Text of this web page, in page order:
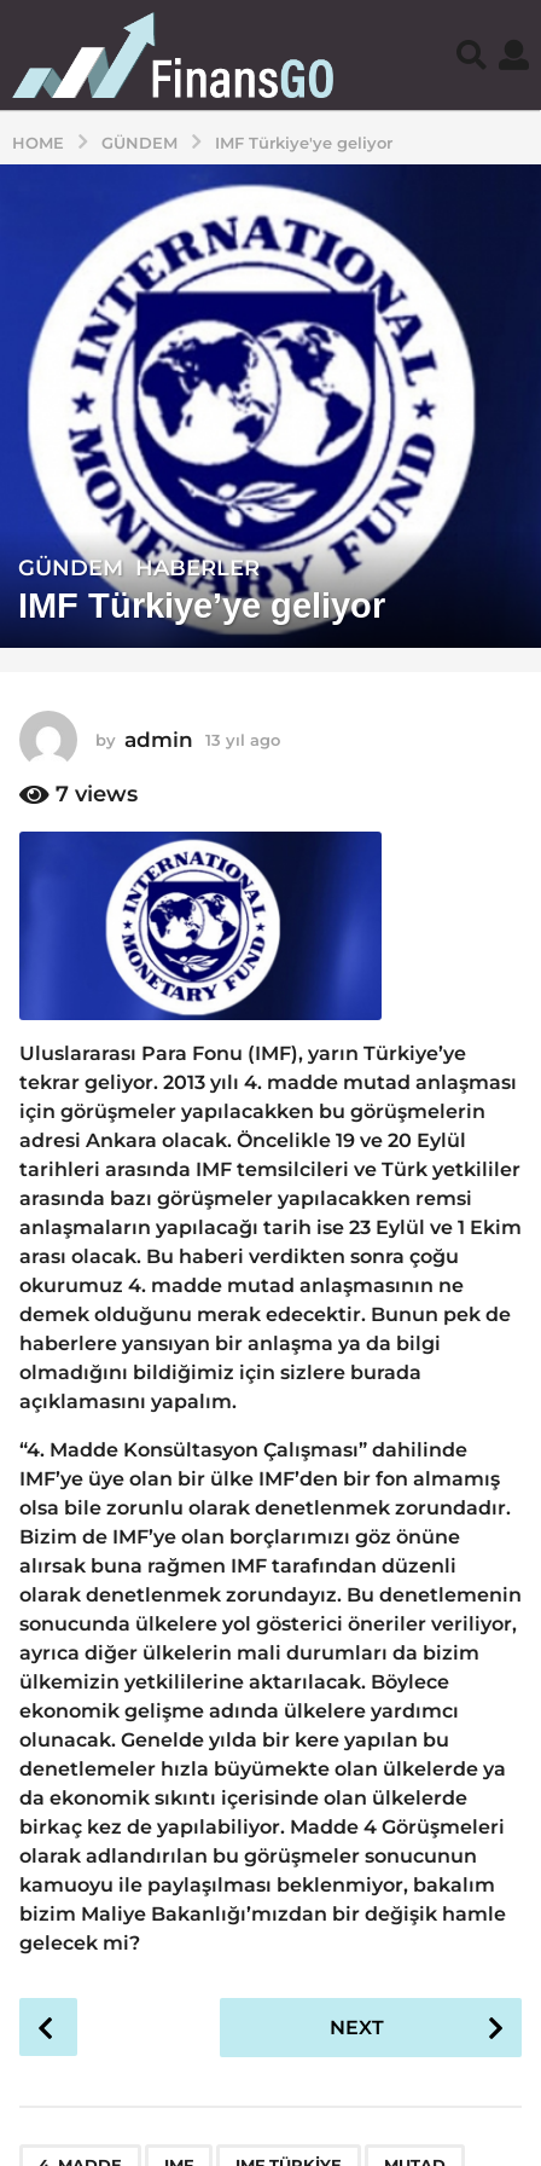
HOME GÜNDEM IMF Türkiye'ye geliyor
1
3
a
g
1
3
GÜNDEM ,HABERLER
IMF Türkiye’ye geliyor
by admin 13 yıl ago
l
7 views
Uluslararası Para Fonu (IMF), yarın Türkiye’ye
tekrar geliyor. 2013 yılı 4. madde mutad anlaşması
için görüşmeler yapılacakken bu görüşmelerin
adresi Ankara olacak. Öncelikle 19 ve 20 Eylül
tarihleri arasında IMF temsilcileri ve Türk yetkililer
arasında bazı görüşmeler yapılacakken remsi
anlaşmaların yapılacağı tarih ise 23 Eylül ve 1 Ekim
arası olacak. Bu haberi verdikten sonra çoğu
okurumuz 4. madde mutad anlaşmasının ne
demek olduğunu merak edecektir. Bunun pek de
haberlere yansıyan bir anlaşma ya da bilgi
olmadığını bildiğimiz için sizlere burada
açıklamasını yapalım.
“4. Madde Konsültasyon Çalışması” dahilinde
IMF’ye üye olan bir ülke IMF’den bir fon almamış
olsa bile zorunlu olarak denetlenmek zorundadır.
Bizim de IMF’ye olan borçlarımızı göz önüne
alırsak buna rağmen IMF tarafından düzenli
olarak denetlenmek zorundayız. Bu denetlemenin
sonucunda ülkelere yol gösterici öneriler veriliyor,
ayrıca diğer ülkelerin mali durumları da bizim
ülkemizin yetkililerine aktarılacak. Böylece
ekonomik gelişme adında ülkelere yardımcı
olunacak. Genelde yılda bir kere yapılan bu
denetlemeler hızla büyümekte olan ülkelerde ya
da ekonomik sıkıntı içerisinde olan ülkelerde
birkaç kez de yapılabiliyor. Madde 4 Görüşmeleri
olarak adlandırılan bu görüşmeler sonucunun
kamuoyu ile paylaşılması beklenmiyor, bakalım
bizim Maliye Bakanlığı’mızdan bir değişik hamle
gelecek mi?
NEXT